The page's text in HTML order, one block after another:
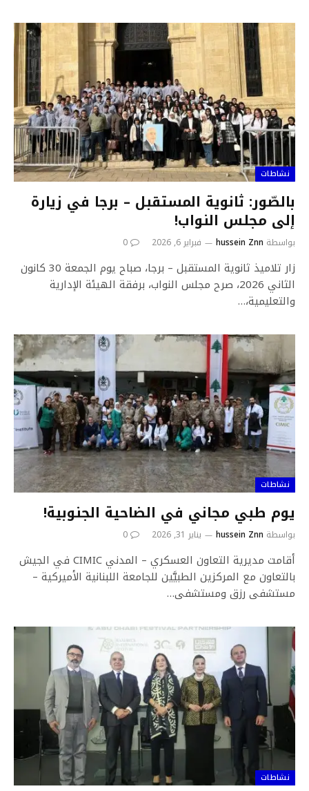
نشاطات
بالصّور: ثانوية المستقبل – برجا في زيارة
إلى مجلس النواب!
بواسطة hussein Znn فبراير 6, 2026 0
زار تلاميذ ثانوية المستقبل – برجا، صباح يوم الجمعة 30 كانون
الثاني 2026، صرح مجلس النواب، برفقة الهيئة الإدارية
والتعليمية،…
نشاطات
يوم طبي مجاني في الضاحية الجنوبية!
بواسطة hussein Znn يناير 31, 2026 0
أقامت مديرية التعاون العسكري – المدني CIMIC في الجيش
بالتعاون مع المركزين الطبيَّين للجامعة اللبنانية الأميركية –
مستشفى رزق ومستشفى…
نشاطات